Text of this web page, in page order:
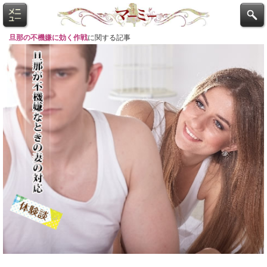
旦那の不機嫌に効く作戦に関する記事